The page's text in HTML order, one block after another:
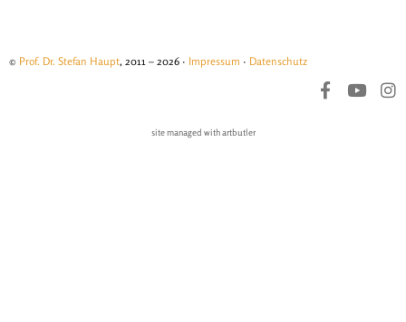
© Prof. Dr. Stefan Haupt, 2011 – 2026 · Impressum · Datenschutz
site managed with artbutler